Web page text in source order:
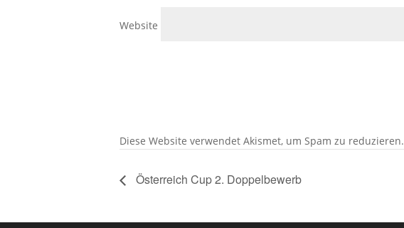
Website
Diese Website verwendet Akismet, um Spam zu reduzieren.
Österreich Cup 2. Doppelbewerb